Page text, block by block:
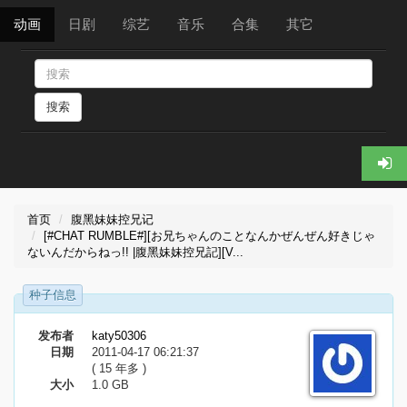
动画 日剧 综艺 音乐 合集 其它
搜索
首页
腹黑妹妹控兄记
[#CHAT RUMBLE#][お兄ちゃんのことなんかぜんぜん好きじゃ
ないんだからねっ!! |腹黑妹妹控兄記][V...
种子信息
发布者
katy50306
日期
2011-04-17 06:21:37
( 15 年多 )
大小
1.0 GB